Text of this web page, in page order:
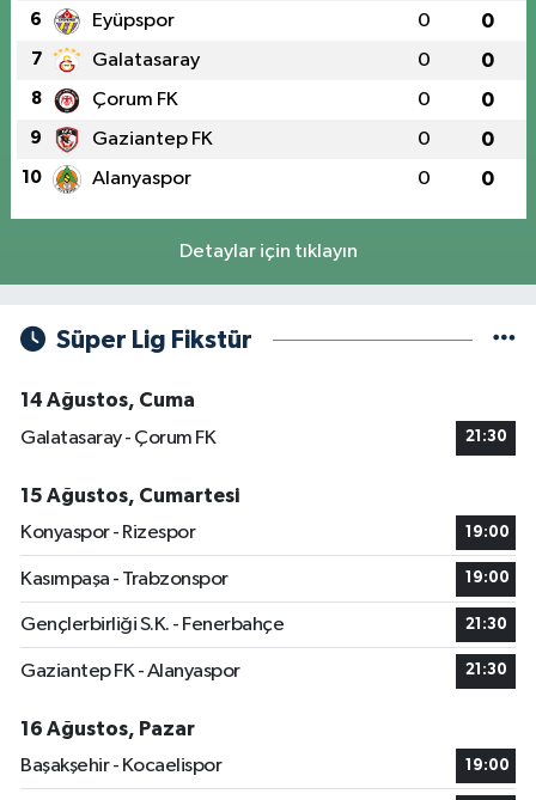
6 Eyüpspor 0 0
7 Galatasaray 0 0
8 Çorum FK 0 0
9 Gaziantep FK 0 0
10 Alanyaspor 0 0
Detaylar için tıklayın
Süper Lig Fikstür
14 Ağustos, Cuma
Galatasaray - Çorum FK
21:30
15 Ağustos, Cumartesi
Konyaspor - Rizespor
19:00
Kasımpaşa - Trabzonspor 19:00
Gençlerbirliği S.K. - Fenerbahçe 21:30
Gaziantep FK - Alanyaspor 21:30
16 Ağustos, Pazar
Başakşehir - Kocaelispor
19:00